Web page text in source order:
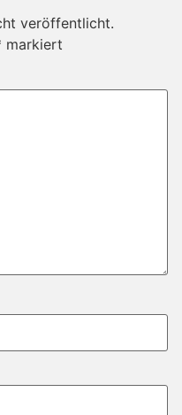
veröffentlicht.
markiert